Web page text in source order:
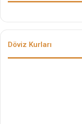
Döviz Kurları